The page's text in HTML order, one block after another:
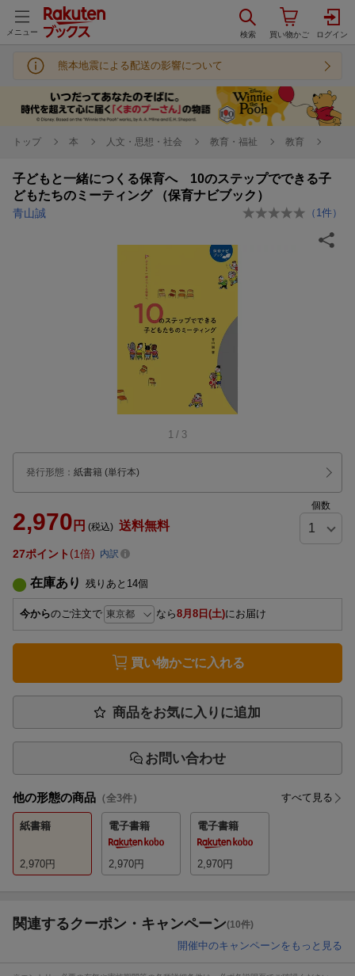
メニュー
熊本地震による配送の影響について
トップ 本 人文・思想・社会 教育・福祉 教育
子どもと一緒につくる保育へ 10のステップでできる子
どもたちのミーティング （保育ナビブック）
青山誠 （ 1 件）
1 / 3
発行形態 ： 紙書籍 (単行本)
2,970 円 (税込) 送料無料
個数
27ポイント 1倍 内訳
在庫あり 残りあと 14個
今からのご注文で なら8月8日(土)にお届け
買い物かごに入れる
商品をお気に入りに追加
お問い合わせ
他の形態の商品 （全3件） すべて見る
紙書籍
2,970円
電子書籍
2,970円
電子書籍
2,970円
関連するクーポン・キャンペーン(10件)
開催中のキャンペーンをもっと見る